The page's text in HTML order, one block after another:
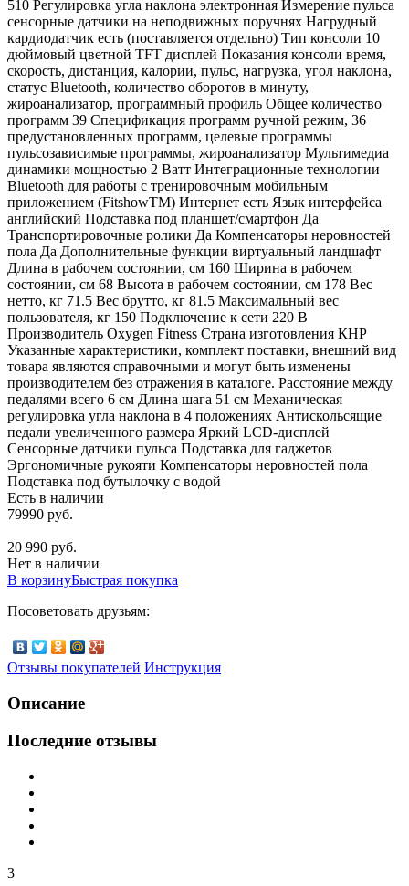
510 Регулировка угла наклона электронная Измерение пульса
сенсорные датчики на неподвижных поручнях Нагрудный
кардиодатчик есть (поставляется отдельно) Тип консоли 10
дюймовый цветной TFT дисплей Показания консоли время,
скорость, дистанция, калории, пульс, нагрузка, угол наклона,
статус Bluetooth, количество оборотов в минуту,
жироанализатор, программный профиль Общее количество
программ 39 Спецификация программ ручной режим, 36
предустановленных программ, целевые программы
пульсозависимые программы, жироанализатор Мультимедиа
динамики мощностью 2 Ватт Интеграционные технологии
Bluetooth для работы с тренировочным мобильным
приложением (FitshowTM) Интернет есть Язык интерфейса
английский Подставка под планшет/смартфон Да
Транспортировочные ролики Да Компенсаторы неровностей
пола Да Дополнительные функции виртуальный ландшафт
Длина в рабочем состоянии, см 160 Ширина в рабочем
состоянии, см 68 Высота в рабочем состоянии, см 178 Вес
нетто, кг 71.5 Вес брутто, кг 81.5 Максимальный вес
пользователя, кг 150 Подключение к сети 220 В
Производитель Oxygen Fitness Страна изготовления КНР
Указанные характеристики, комплект поставки, внешний вид
товара являются справочными и могут быть изменены
производителем без отражения в каталоге. Расстояние между
педалями всего 6 см Длина шага 51 см Механическая
регулировка угла наклона в 4 положениях Антискольсящие
педали увеличенного размера Яркий LCD-дисплей
Сенсорные датчики пульса Подставка для гаджетов
Эргономичные рукояти Компенсаторы неровностей пола
Подставка под бутылочку с водой
Есть в наличии
79990 руб.
20 990 руб.
Нет в наличии
В корзинуБыстрая покупка
Посоветовать друзьям:
Отзывы покупателей Инструкция
Описание
Последние отзывы
3